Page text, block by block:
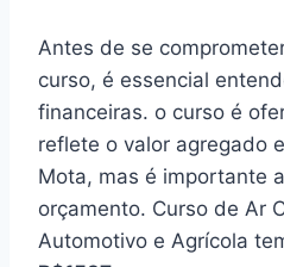
Antes de se
curso, é essencial
financeiras. o curso é
reflete o valor agregado
Mota, mas é importante
orçamento. Curso de Ar
Automotivo e Agrícola